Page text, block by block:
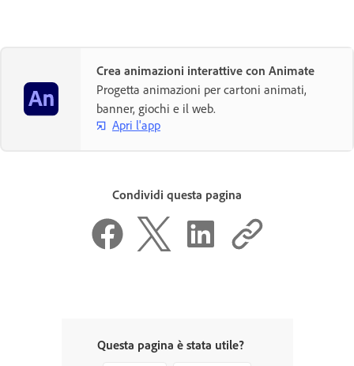
Crea animazioni interattive con Animate
Progetta animazioni per cartoni animati,
banner, giochi e il web.
Apri l'app
Condividi questa pagina
Questa pagina è stata utile?